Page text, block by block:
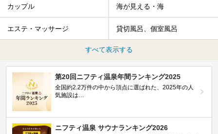
カップル 海が見える・海
エステ・マッサージ 貸切風呂、個室風呂
すべて表示する
第20回ニフティ温泉年間ランキング2025
全国約2.2万件の中から頂点に選ばれた、2025年の人
気施設は…
ニフティ温泉 サウナランキング2026